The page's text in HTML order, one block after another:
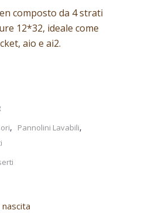
composto da 4 strati
12*32, ideale come
aio e ai2.
, Pannolini Lavabili,